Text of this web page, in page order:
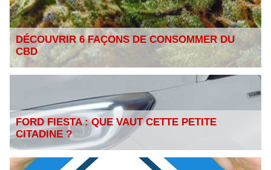
DÉCOUVRIR 6 FAÇONS DE CONSOMMER DU
CBD
FORD FIESTA : QUE VAUT CETTE PETITE
CITADINE ?